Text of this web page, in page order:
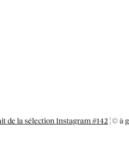
de la sélection Instagram #142¦ © à